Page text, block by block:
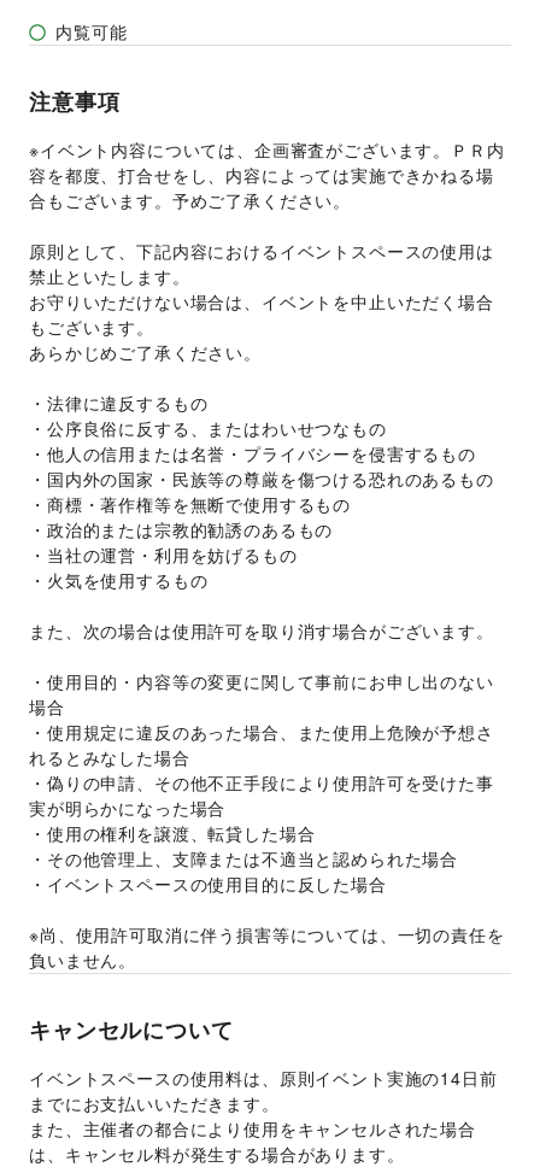
内覧可能
注意事項
※イベント内容については、企画審査がございます。ＰＲ内
容を都度、打合せをし、内容によっては実施できかねる場
合もございます。予めご了承ください。
原則として、下記内容におけるイベントスペースの使用は
禁止といたします。
お守りいただけない場合は、イベントを中止いただく場合
もございます。
あらかじめご了承ください。
・法律に違反するもの
・公序良俗に反する、またはわいせつなもの
・他人の信用または名誉・プライバシーを侵害するもの
・国内外の国家・民族等の尊厳を傷つける恐れのあるもの
・商標・著作権等を無断で使用するもの
・政治的または宗教的勧誘のあるもの
・当社の運営・利用を妨げるもの
・火気を使用するもの
また、次の場合は使用許可を取り消す場合がございます。
・使用目的・内容等の変更に関して事前にお申し出のない
場合
・使用規定に違反のあった場合、また使用上危険が予想さ
れるとみなした場合
・偽りの申請、その他不正手段により使用許可を受けた事
実が明らかになった場合
・使用の権利を譲渡、転貸した場合
・その他管理上、支障または不適当と認められた場合
・イベントスペースの使用目的に反した場合
※尚、使用許可取消に伴う損害等については、一切の責任を
負いません。
キャンセルについて
イベントスペースの使用料は、原則イベント実施の14日前
までにお支払いいただきます。
また、主催者の都合により使用をキャンセルされた場合
は、キャンセル料が発生する場合があります。